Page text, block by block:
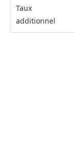
Taux
additionnel